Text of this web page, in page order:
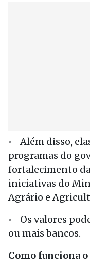
• Além disso,
programas do
fortalecimento
iniciativas do
Agrário e
• Os valores
ou mais bancos.
Como funciona